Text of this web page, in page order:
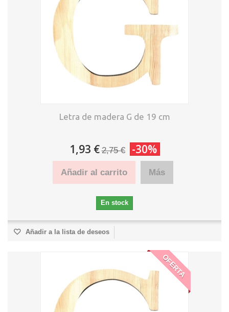
Letra de madera G de 19 cm
1,93 € 2,75 € -30%
Añadir al carrito Más
En stock
Añadir a la lista de deseos
OFERTA